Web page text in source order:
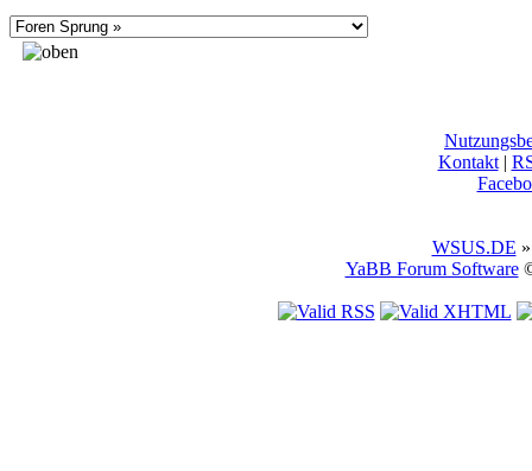
Kontakt|
WSUS.DE
YaBB Forum Software©